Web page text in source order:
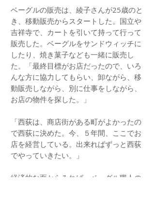
ベーグルの販売は、綾子さんが25歳のと
き、移動販売からスタートした。国立や
吉祥寺で、カートを引いて持って行って
販売した。ベーグルをサンドウィッチに
したり、焼き菓子なども一緒に販売し
た。「最終目標がお店だったので、いろ
んな方に協力してもらい、卸ながら、移
動販売しながら、別に仕事をしながら、
お店の物件を探した。」
「西荻は、商店街がある町がよかったの
で西荻に決めた。今、５年間、ここでお
店を経営している。出来ればずっと西荻
でやっていきたい。」
経済的な面からみれば、ベーグル職人の